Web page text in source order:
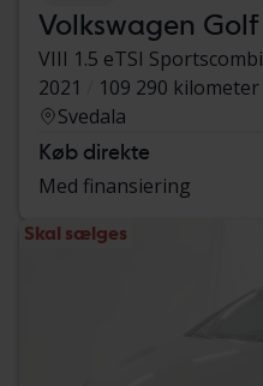
Volkswagen Golf
VIII 1.5 eTSI Sportscombi
2021
109 290 kilometer
Svedala
Køb direkte
Med finansiering
Skal sælges